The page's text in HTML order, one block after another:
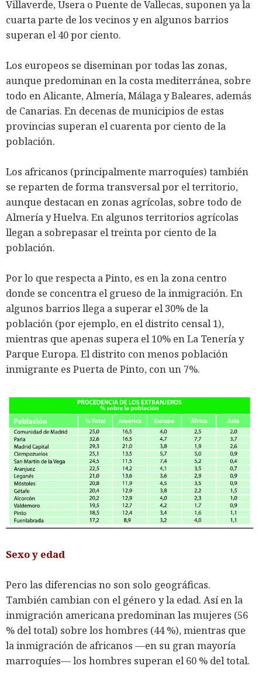
Villaverde, Usera o Puente de Vallecas, suponen ya la
cuarta parte de los vecinos y en algunos barrios
superan el 40 por ciento.
Los europeos se diseminan por todas las zonas,
aunque predominan en la costa mediterránea, sobre
todo en Alicante, Almería, Málaga y Baleares, además
de Canarias. En decenas de municipios de estas
provincias superan el cuarenta por ciento de la
población.
Los africanos (principalmente marroquíes) también
se reparten de forma transversal por el territorio,
aunque destacan en zonas agrícolas, sobre todo de
Almería y Huelva. En algunos territorios agrícolas
llegan a sobrepasar el treinta por ciento de la
población.
Por lo que respecta a Pinto, es en la zona centro
donde se concentra el grueso de la inmigración. En
algunos barrios llega a superar el 30% de la
población (por ejemplo, en el distrito censal 1),
mientras que apenas supera el 10% en La Tenería y
Parque Europa. El distrito con menos población
inmigrante es Puerta de Pinto, con un 7%.
Sexo y edad
Pero las diferencias no son solo geográficas.
También cambian con el género y la edad. Así en la
inmigración americana predominan las mujeres (56
% del total) sobre los hombres (44 %), mientras que
la inmigración de africanos ―en su gran mayoría
marroquíes― los hombres superan el 60 % del total.